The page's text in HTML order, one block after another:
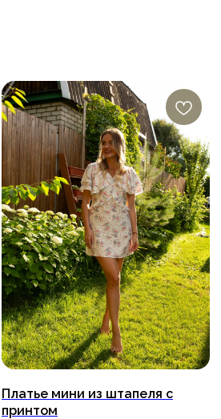
Платье мини из штапеля с
принтом